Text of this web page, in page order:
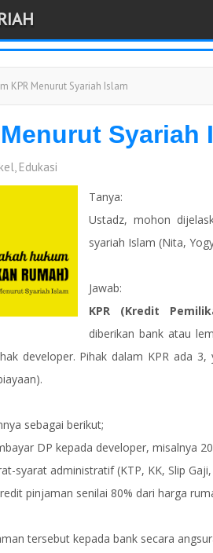
KPR Menurut Syariah Islam
Syariah
, Edukasi
Tanya:
Ustadz, mohon
syariah Islam (Nita,
Jawab:
KPR (Kredit
diberikan bank atau
developer. Pihak dalam KPR ada 3,
sebagai berikut;
DP kepada developer, misalnya
syarat administratif (KTP, KK, Slip
pinjaman senilai 80% dari harga
tersebut kepada bank secara